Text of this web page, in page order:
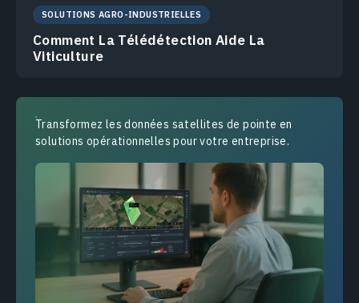
SOLUTIONS AGRO-INDUSTRIELLES
Comment La Télédétection Aide La
Viticulture
Transformez les données satellites de pointe en
solutions opérationnelles pour votre entreprise.